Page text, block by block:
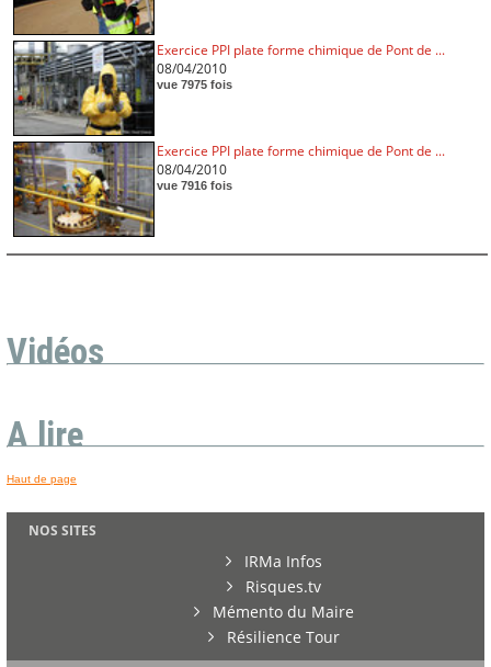
Exercice PPI plate forme chimique de Pont de ...
08/04/2010
vue 7975 fois
Exercice PPI plate forme chimique de Pont de ...
08/04/2010
vue 7916 fois
Vidéos
A lire
Haut de page
NOS SITES
IRMa Infos
Risques.tv
Mémento du Maire
Résilience Tour